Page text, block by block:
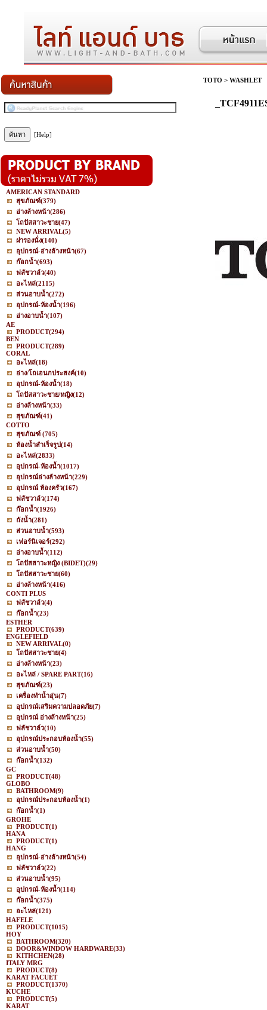
[Help]
AMERICAN STANDARD
สุขภัณฑ์(379)
อ่างล้างหน้า(286)
โถปัสสาวะชาย(47)
NEW ARRIVAL(5)
ฝารองนั่ง(140)
อุปกรณ์-อ่างล้างหน้า(67)
ก๊อกน้ำ(693)
ฟลัชวาล์ว(40)
อะไหล่(2115)
ส่วนอาบน้ำ(272)
อุปกรณ์-ห้องน้ำ(196)
อ่างอาบน้ำ(107)
AE
PRODUCT(294)
BEN
PRODUCT(289)
CORAL
อะไหล่(18)
อ่าง/โถเอนกประสงค์(10)
อุปกรณ์-ห้องน้ำ(18)
โถปัสสาวะชาย/หญิง(12)
อ่างล้างหน้า(33)
สุขภัณฑ์(41)
COTTO
สุขภัณฑ์ (705)
ห้องน้ำสำเร็จรูป(14)
อะไหล่(2833)
อุปกรณ์-ห้องน้ำ(1017)
อุปกรณ์อ่างล้างหน้า(229)
อุปกรณ์ ห้องครัว(167)
ฟลัชวาล์ว(174)
ก๊อกน้ำ(1926)
ถังน้ำ(281)
ส่วนอาบน้ำ(593)
เฟอร์นิเจอร์(292)
อ่างอาบน้ำ(112)
โถปัสสาวะหญิง (BIDET)(29)
โถปัสสาวะชาย(60)
อ่างล้างหน้า(416)
CONTI PLUS
ฟลัชวาล์ว(4)
ก๊อกน้ำ(23)
ESTHER
PRODUCT(639)
ENGLEFIELD
NEW ARRIVAL(0)
โถปัสสาวะชาย(4)
อ่างล้างหน้า(23)
อะไหล่ / SPARE PART(16)
สุขภัณฑ์(23)
เครื่องทำน้ำอุ่น(7)
อุปกรณ์เสริมความปลอดภัย(7)
อุปกรณ์ อ่างล้างหน้า(25)
ฟลัชวาล์ว(10)
อุปกรณ์ประกอบห้องน้ำ(55)
ส่วนอาบน้ำ(50)
ก๊อกน้ำ(132)
GC
PRODUCT(48)
GLOBO
BATHROOM(9)
อุปกรณ์ประกอบห้องน้ำ(1)
ก๊อกน้ำ(1)
GROHE
PRODUCT(1)
HANA
PRODUCT(1)
HANG
อุปกรณ์-อ่างล้างหน้า(54)
ฟลัชวาล์ว(22)
ส่วนอาบน้ำ(95)
อุปกรณ์-ห้องน้ำ(114)
ก๊อกน้ำ(375)
อะไหล่(121)
HAFELE
PRODUCT(1015)
HOY
BATHROOM(320)
DOOR&WINDOW HARDWARE(33)
KITHCHEN(28)
ITALY MRG
PRODUCT(8)
KARAT FACUET
PRODUCT(1370)
KUCHE
PRODUCT(5)
KARAT
TOTO > WASHLET